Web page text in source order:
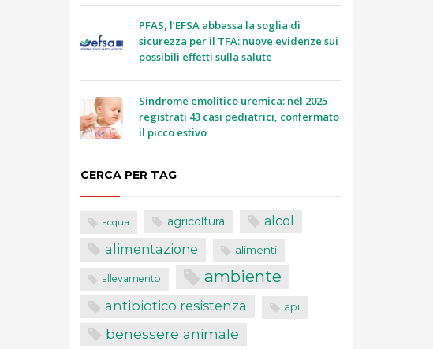
PFAS, l’EFSA abbassa la soglia di
sicurezza per il TFA: nuove evidenze sui
possibili effetti sulla salute
Sindrome emolitico uremica: nel 2025
registrati 43 casi pediatrici, confermato
il picco estivo
CERCA PER TAG
acqua agricoltura alcol
alimentazione alimenti
allevamento ambiente
antibiotico resistenza api
benessere animale